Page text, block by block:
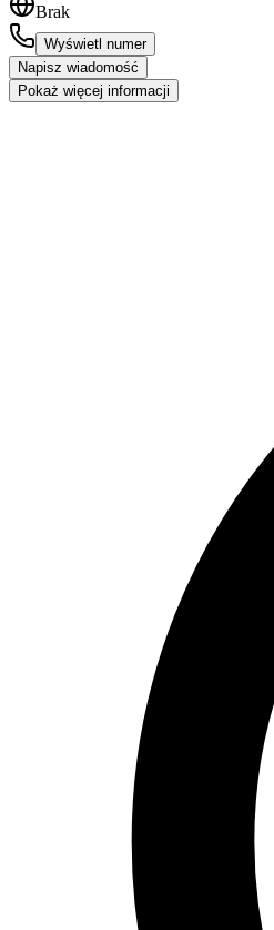
Brak
Wyświetl numer
Napisz wiadomość
Pokaż więcej informacji